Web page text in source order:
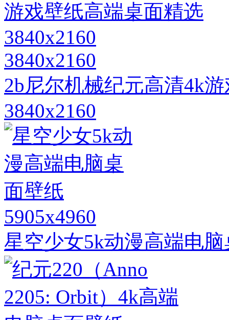
3840x2160
2b尼尔机械纪元高清4k
3840x2160
5905x4960
星空少女5k动漫高端电